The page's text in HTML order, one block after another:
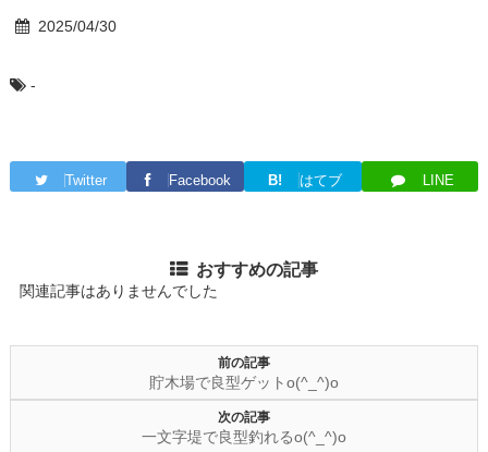
2025/04/30
-
Twitter Facebook B! はてブ LINE
おすすめの記事
関連記事はありませんでした
前の記事
貯木場で良型ゲットo(^_^)o
次の記事
一文字堤で良型釣れるo(^_^)o